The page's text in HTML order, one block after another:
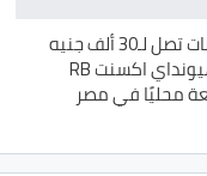
تخفيضات تصل لـ30 ألف جنيه
على هيونداي اكسنت RB
محليًا في مصر